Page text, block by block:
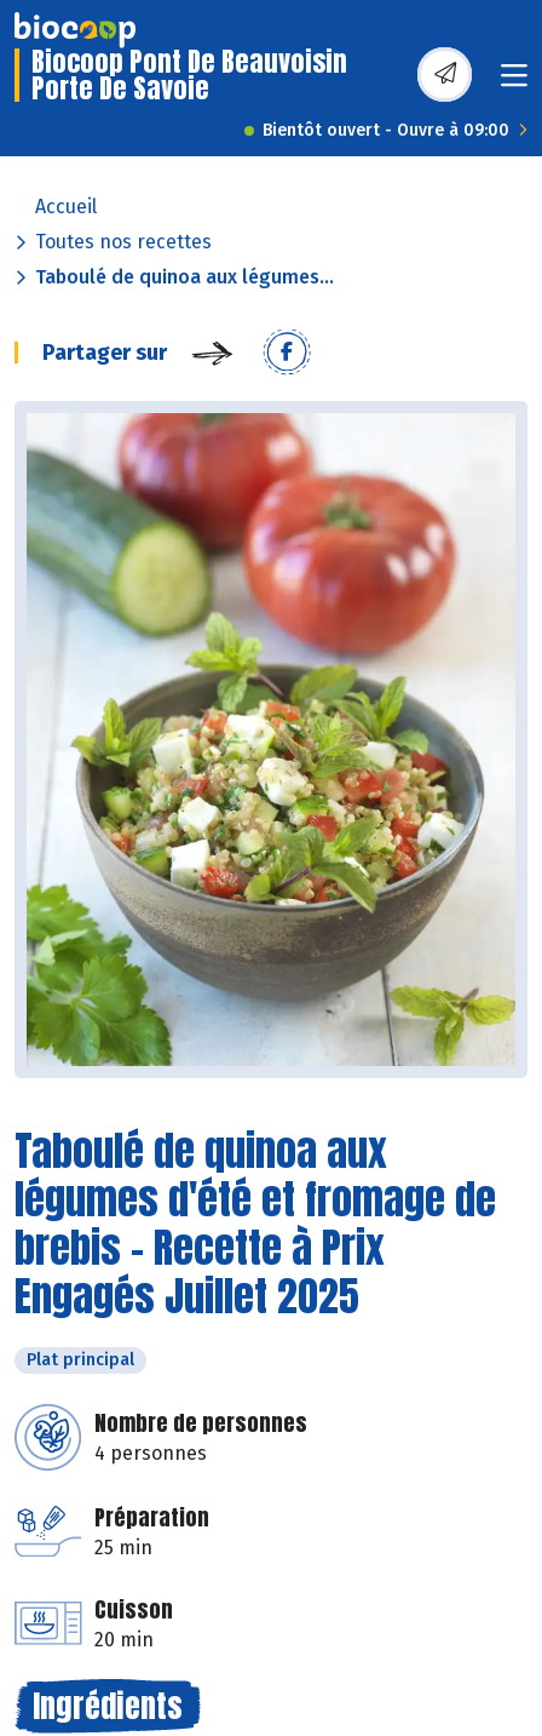
Biocoop Pont De Beauvoisin
Porte De Savoie
Bientôt ouvert - Ouvre à 09:00
Accueil
Toutes nos recettes
Taboulé de quinoa aux légumes...
Partager sur
Taboulé de quinoa aux
légumes d'été et fromage de
brebis - Recette à Prix
Engagés Juillet 2025
Plat principal
Nombre de personnes
4 personnes
Préparation
25 min
Cuisson
20 min
Ingrédients